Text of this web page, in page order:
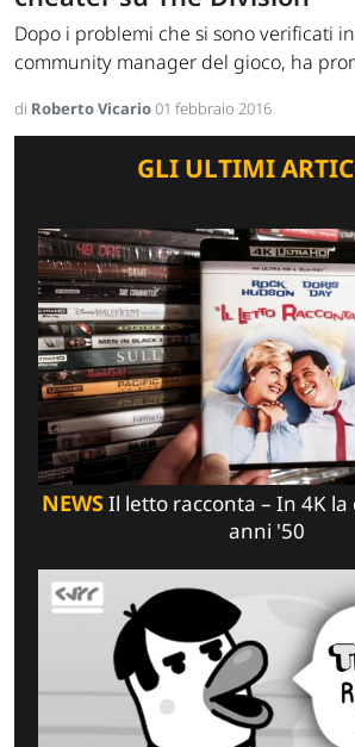
Dopo i problemi che si sono verificati
community manager del gioco, ha
di Roberto Vicario01 febbraio 2016
GLI ULTIMI
NEWSIl letto racconta – In 4K
anni '50